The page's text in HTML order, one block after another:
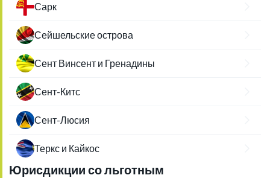
Сарк
Сейшельские острова
Сент Винсент и Гренадины
Сент-Китс
Сент-Люсия
Теркс и Кайкос
Юрисдикции со льготным